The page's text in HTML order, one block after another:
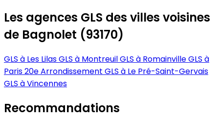
Les agences GLS des villes voisines
de Bagnolet (93170)
GLS à Les LilasGLS à MontreuilGLS à RomainvilleGLS à
Paris 20e Arrondissement GLS à Le Pré-Saint-Gervais
GLS à Vincennes
Recommandations